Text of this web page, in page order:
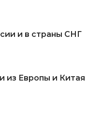
и в страны СНГ
из Европы и Китая